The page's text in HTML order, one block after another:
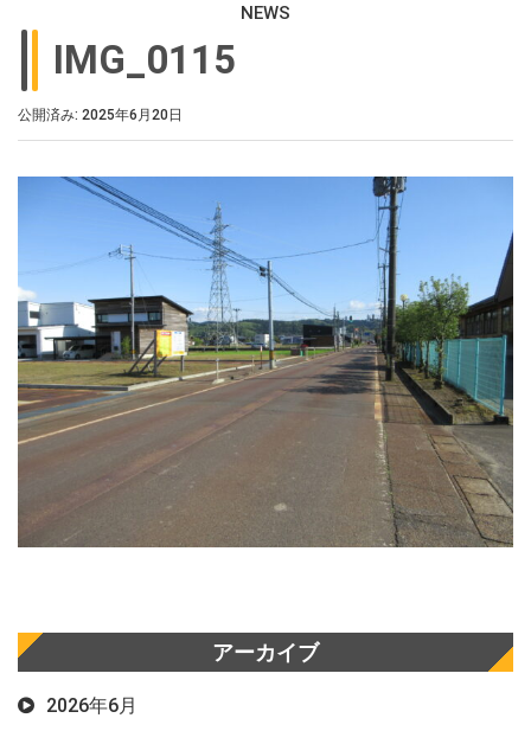
NEWS
IMG_0115
公開済み: 2025年6月20日
アーカイブ
2026年6月